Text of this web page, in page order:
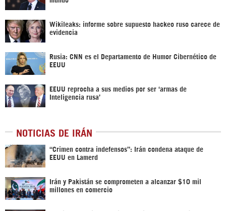
Wikileaks: informe sobre supuesto hackeo ruso carece de
evidencia
Rusia: CNN es el Departamento de Humor Cibernético de
EEUU
EEUU reprocha a sus medios por ser ‘armas de
Inteligencia rusa’
NOTICIAS DE IRÁN
“Crimen contra indefensos”: Irán condena ataque de
EEUU en Lamerd
Irán y Pakistán se comprometen a alcanzar $10 mil
millones en comercio